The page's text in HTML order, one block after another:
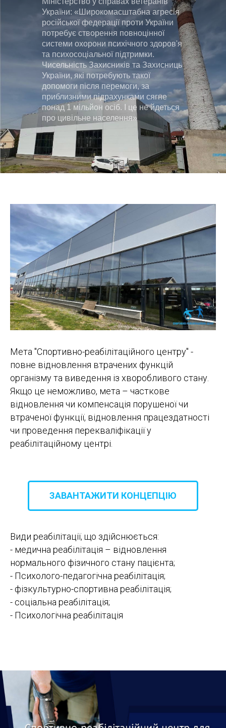
України: «Широкомасштабна агресія
російської федерації проти України
потребує створення повноцінної
системи охорони психічного здоров'я
та психосоціальної підтримки.
Чисельність Захисників та Захисниць
України, які потребують такої
допомоги після перемоги, за
приблизними підрахунками сягне
понад 1 мільйон осіб. І це не йдеться
про цивільне населення»
Мета "Спортивно-реабілітаційного центру" -
повне відновлення втрачених функцій
організму та виведення із хворобливого стану.
Якщо це неможливо, мета – часткове
відновлення чи компенсація порушеної чи
втраченої функції, відновлення працездатності
чи проведення перекваліфікації у
реабілітаційному центрі.
ЗАВАНТАЖИТИ КОНЦЕПЦІЮ
Види реабілітації, що здійснюється:
- медична реабілітація – відновлення
нормального фізичного стану пацієнта;
- Психолого-педагогічна реабілітація;
- фізкультурно-спортивна реабілітація;
- соціальна реабілітація;
- Психологічна реабілітація